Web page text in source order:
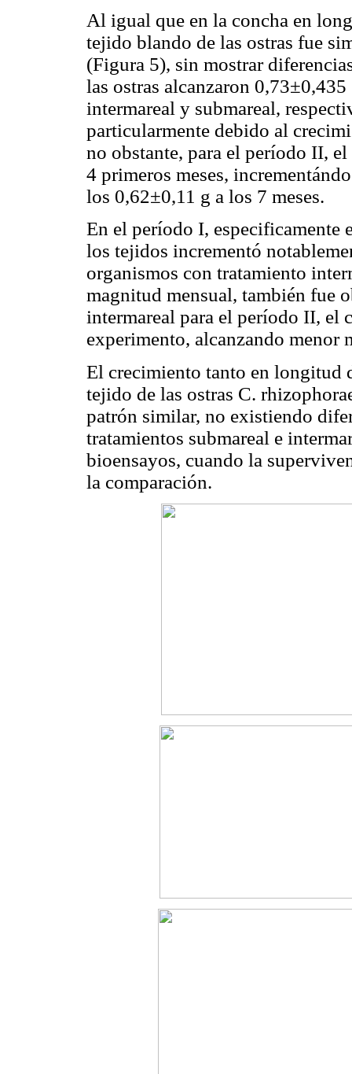
Al igual que en la concha en
tejido blando de las ostras fue
(Figura 5), sin mostrar
las ostras alcanzaron
intermareal y submareal,
particularmente debido al
no obstante, para el período II,
4 primeros meses,
los 0,62±0,11 g a los 7 meses.
En el período I, especificamente
los tejidos incrementó
organismos con tratamiento
magnitud mensual, también fue
intermareal para el período II, el
experimento, alcanzando menor
El crecimiento tanto en longitud
tejido de las ostras C.
patrón similar, no existiendo
tratamientos submareal e
bioensayos, cuando la
la comparación.